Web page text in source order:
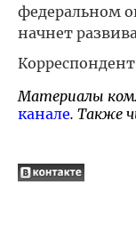
федеральном
начнет
Материалы
канале. Также